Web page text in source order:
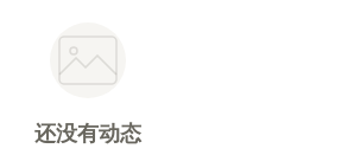
还没有动态